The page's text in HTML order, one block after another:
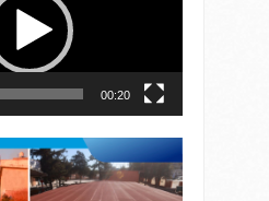
00:20